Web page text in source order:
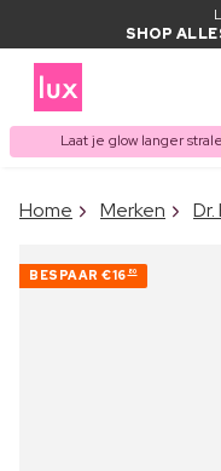
SHOP
Laat je glow langer
ITEM
Home Merken
BESPAAR €16 80